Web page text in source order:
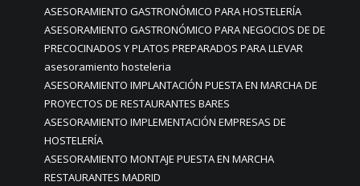
ASESORAMIENTO GASTRONÓMICO PARA HOSTELERÍA
ASESORAMIENTO GASTRONÓMICO PARA NEGOCIOS DE DE
PRECOCINADOS Y PLATOS PREPARADOS PARA LLEVAR
asesoramiento hosteleria
ASESORAMIENTO IMPLANTACIÓN PUESTA EN MARCHA DE
PROYECTOS DE RESTAURANTES BARES
ASESORAMIENTO IMPLEMENTACIÓN EMPRESAS DE
HOSTELERÍA
ASESORAMIENTO MONTAJE PUESTA EN MARCHA
RESTAURANTES MADRID